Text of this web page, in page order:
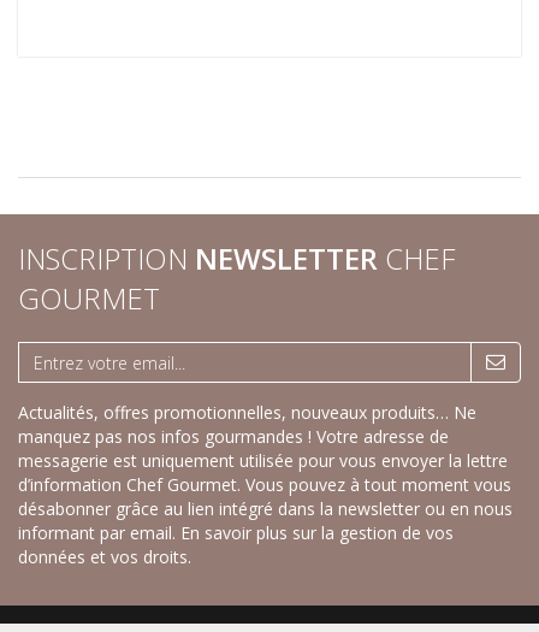
INSCRIPTION NEWSLETTER CHEF
GOURMET
Actualités, offres promotionnelles, nouveaux produits… Ne
manquez pas nos infos gourmandes ! Votre adresse de
messagerie est uniquement utilisée pour vous envoyer la lettre
d’information Chef Gourmet. Vous pouvez à tout moment vous
désabonner grâce au lien intégré dans la newsletter ou en nous
informant par email. En savoir plus sur la gestion de vos
données et vos droits.